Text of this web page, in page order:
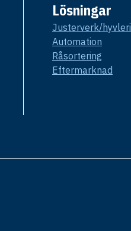
Lösningar
Justerverk/hyvleri
Automation
Råsortering
Eftermarknad